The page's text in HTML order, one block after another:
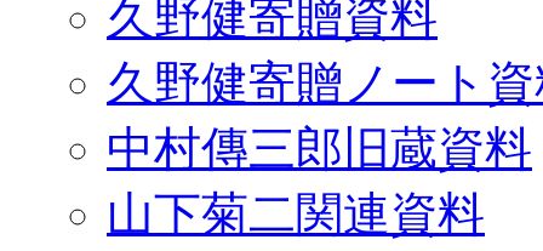
久野健寄贈資料
久野健寄贈ノート
中村傳三郎旧蔵資料
山下菊二関連資料